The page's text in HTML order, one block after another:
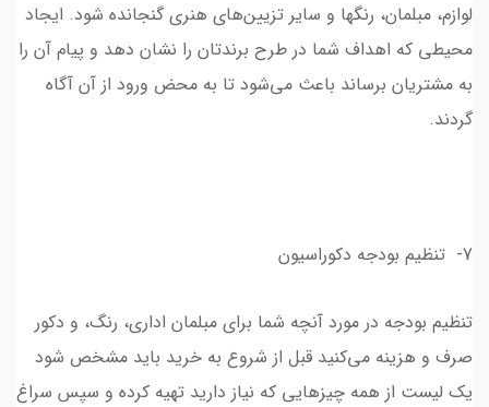
لوازم، مبلمان، رنگها و سایر تزیین‌های هنری گنجانده شود. ایجاد
محیطی که اهداف شما در طرح برندتان را نشان دهد و پیام آن را
به مشتریان برساند باعث می‌شود تا به محض ورود از آن آگاه
گردند.
7- تنظیم بودجه دکوراسیون
تنظیم بودجه در مورد آنچه شما برای مبلمان اداری، رنگ، و دکور
صرف و هزینه می‌کنید قبل از شروع به خرید باید مشخص شود
یک لیست از همه چیز‌هایی که نیاز دارید تهیه کرده و سپس سراغ